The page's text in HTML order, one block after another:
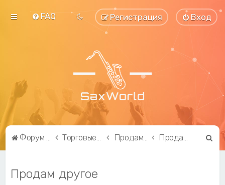
FAQ Вход
Регистрация
Форум саксофонистов SaxWorld.org Торговые ряды Продам... Продам другое
Продам другое